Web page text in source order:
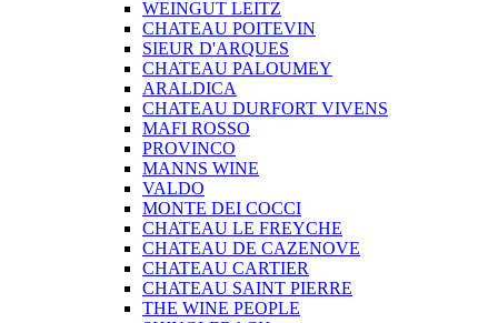
WEINGUT LEITZ
CHATEAU POITEVIN
SIEUR D'ARQUES
CHATEAU PALOUMEY
ARALDICA
CHATEAU DURFORT VIVENS
MAFI ROSSO
PROVINCO
MANNS WINE
VALDO
MONTE DEI COCCI
CHATEAU LE FREYCHE
CHATEAU DE CAZENOVE
CHATEAU CARTIER
CHATEAU SAINT PIERRE
THE WINE PEOPLE